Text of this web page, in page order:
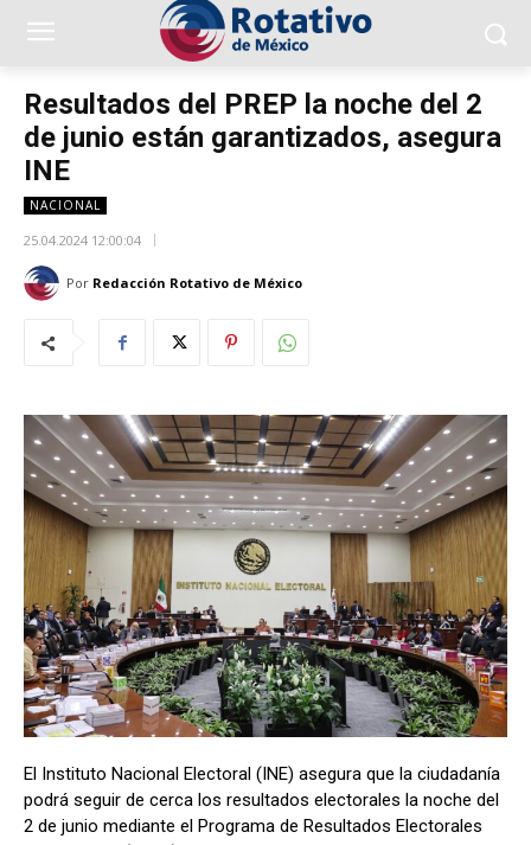
Resultados del PREP la noche del 2
de junio están garantizados, asegura
INE
NACIONAL
25.04.2024 12:00:04
Por Redacción Rotativo de México
El Instituto Nacional Electoral (INE) asegura que la ciudadanía
podrá seguir de cerca los resultados electorales la noche del
2 de junio mediante el Programa de Resultados Electorales